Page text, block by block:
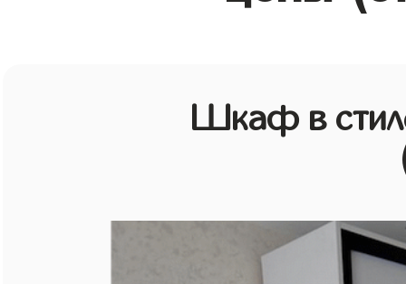
Шкаф в